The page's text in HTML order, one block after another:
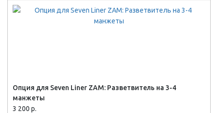
Опция для Seven Liner ZAM: Разветвитель на 3-4
манжеты
3 200 р.